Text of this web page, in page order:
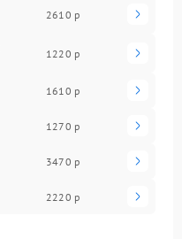
2610 р
1220 р
1610 р
1270 р
3470 р
2220 р